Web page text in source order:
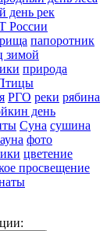
день рек
России
папоротник
зимой
природа
РГО реки рябина
день
Суна сушина
фото
цветение
просвещение